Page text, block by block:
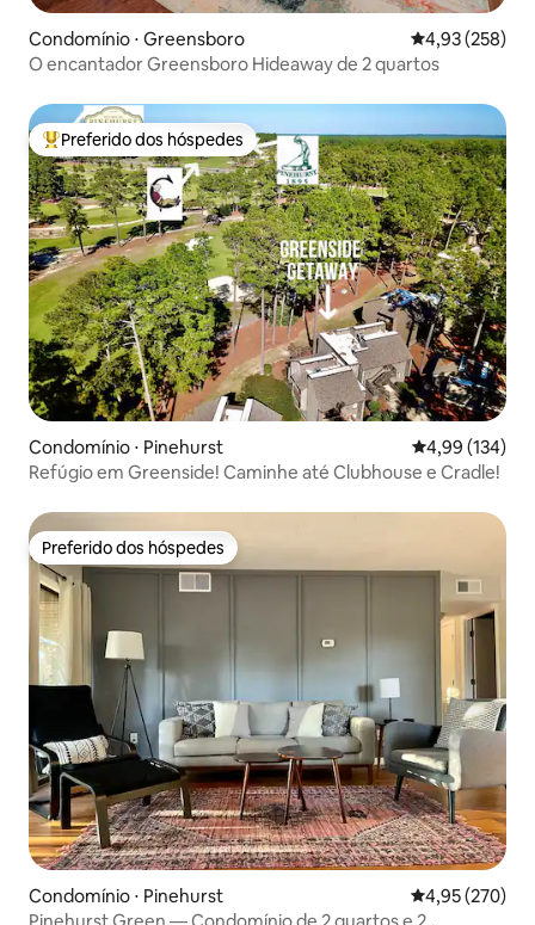
Condomínio ⋅ Greensboro 4,93 de uma
4,93 (258)
O encantador Greensboro Hideaway de 2 quartos
Entre os melhores preferidos dos hóspedes
Preferido dos hóspedes
Condomínio ⋅ Pinehurst 4,99 de uma
4,99 (134)
Refúgio em Greenside️! Caminhe até Clubhouse e Cradle!
Preferido dos hóspedes
Preferido dos hóspedes
Condomínio ⋅ Pinehurst 4,95 de uma
4,95 (270)